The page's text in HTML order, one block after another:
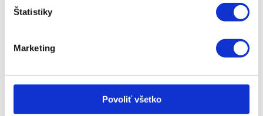
Štatistiky
Marketing
Povoliť všetko
Panónska cesta 30